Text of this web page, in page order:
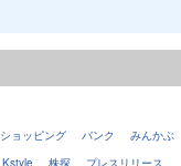
ショッピング バンク みんかぶ
Kstyle
株探 プレスリリース